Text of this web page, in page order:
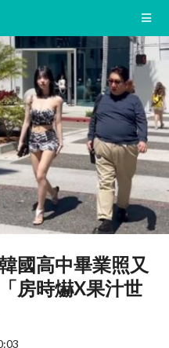
國高中畢業照又
房時爀X果汁世